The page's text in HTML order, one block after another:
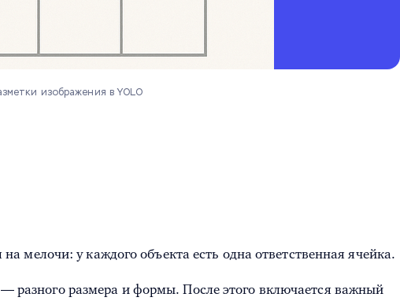
изображения в YOLO
мелочи: у каждого объекта есть одна ответственная ячейка.
разного размера и формы. После этого включается важный